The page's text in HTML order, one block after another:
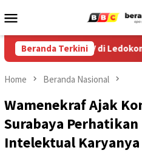
to
Menu
Beranda Terkini
Egrang ke-XIV di
Home Beranda Nasional
Wamenekraf Ajak
Surabaya Perhatikan
Intelektual Karyanya